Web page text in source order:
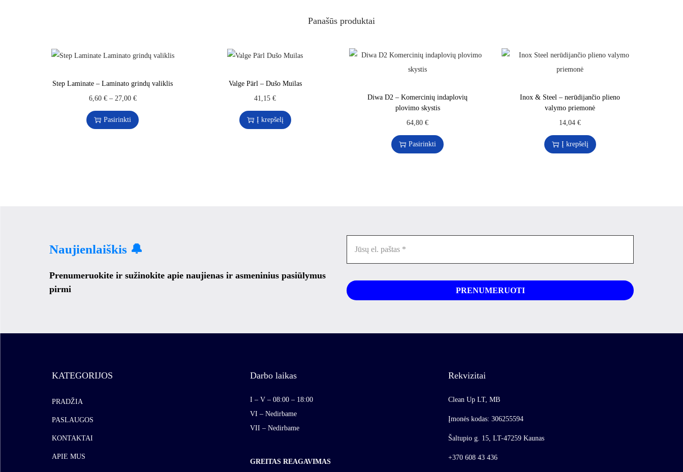
Panašūs produktai
Step Laminate – Laminato grindų valiklis
6,60 €– 27,00 €
Pasirinkti
Valge Pärl – Dušo Muilas
41,15€
Į krepšelį
Diwa D2 – Komercinių indaplovių
plovimo skystis
64,80€
Pasirinkti
Inox & Steel – nerūdijančio plieno
valymo priemonė
14,04€
Į krepšelį
Naujienlaiškis 🔔
Prenumeruokite ir sužinokite apie naujienas ir asmeninius pasiūlymus
pirmi
KATEGORIJOS
PRADŽIA
PASLAUGOS
KONTAKTAI
APIE MUS
Darbo laikas
I – V – 08:00 – 18:00
VI – Nedirbame
VII – Nedirbame
GREITAS REAGAVIMAS
Rekvizitai
Clean Up LT, MB
Įmonės kodas: 306255594
Šaltupio g. 15, LT-47259 Kaunas
+370 608 43 436